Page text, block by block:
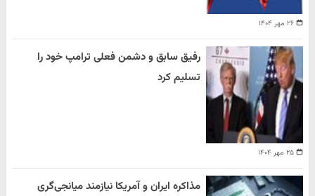
۲۶ مهر ۱۴۰۴
۲۵ مهر ۱۴۰۴
رفیق سابق و دشمن فعلی ترامپ خود را
تسلیم کرد
مذاکره ایران و آمریکا نیازمند میانجی‌گری